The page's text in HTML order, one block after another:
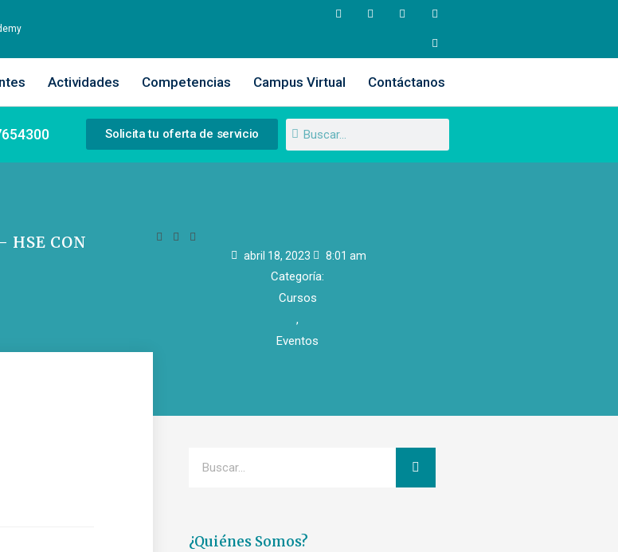
Actividades Competencias Campus Virtual Contáctanos
Solicita tu oferta de servicio
HSE CON
abril 18, 2023 8:01 am
Categoría:
Cursos
,
Eventos
¿Quiénes Somos?